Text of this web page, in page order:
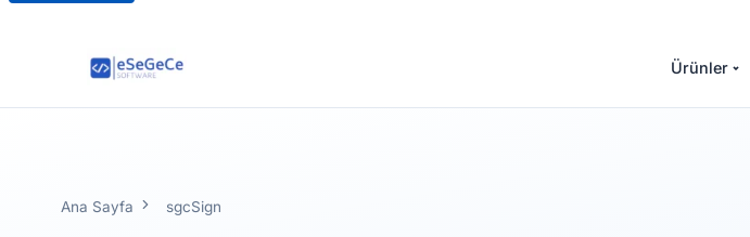
Ürünler
Ana Sayfa sgcSign